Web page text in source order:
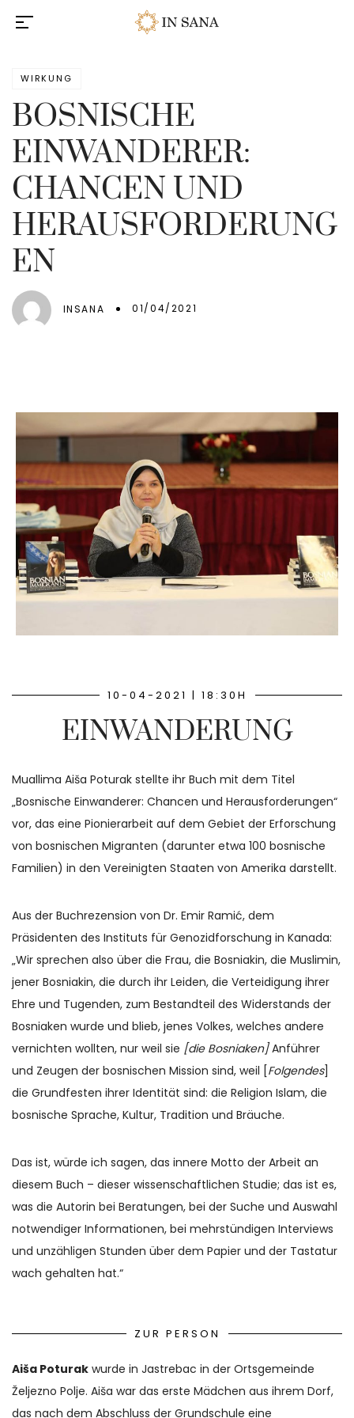
WIRKUNG
BOSNISCHE
EINWANDERER:
CHANCEN UND
HERAUSFORDERUNG
EN
INSANA 01/04/2021
10-04-2021 | 18:30H
EINWANDERUNG
Muallima Aiša Poturak stellte ihr Buch mit dem Titel
„Bosnische Einwanderer: Chancen und Herausforderungen“
vor, das eine Pionierarbeit auf dem Gebiet der Erforschung
von bosnischen Migranten (darunter etwa 100 bosnische
Familien) in den Vereinigten Staaten von Amerika darstellt.
Aus der Buchrezension von Dr. Emir Ramić, dem
Präsidenten des Instituts für Genozidforschung in Kanada:
„Wir sprechen also über die Frau, die Bosniakin, die Muslimin,
jener Bosniakin, die durch ihr Leiden, die Verteidigung ihrer
Ehre und Tugenden, zum Bestandteil des Widerstands der
Bosniaken wurde und blieb, jenes Volkes, welches andere
vernichten wollten, nur weil sie [die Bosniaken]Anführer
und Zeugen der bosnischen Mission sind, weil [Folgendes]
die Grundfesten ihrer Identität sind: die Religion Islam, die
bosnische Sprache, Kultur, Tradition und Bräuche.
Das ist, würde ich sagen, das innere Motto der Arbeit an
diesem Buch – dieser wissenschaftlichen Studie; das ist es,
was die Autorin bei Beratungen, bei der Suche und Auswahl
notwendiger Informationen, bei mehrstündigen Interviews
und unzähligen Stunden über dem Papier und der Tastatur
wach gehalten hat.“
ZUR PERSON
Aiša Poturak wurde in Jastrebac in der Ortsgemeinde
Željezno Polje. Aiša war das erste Mädchen aus ihrem Dorf,
das nach dem Abschluss der Grundschule eine